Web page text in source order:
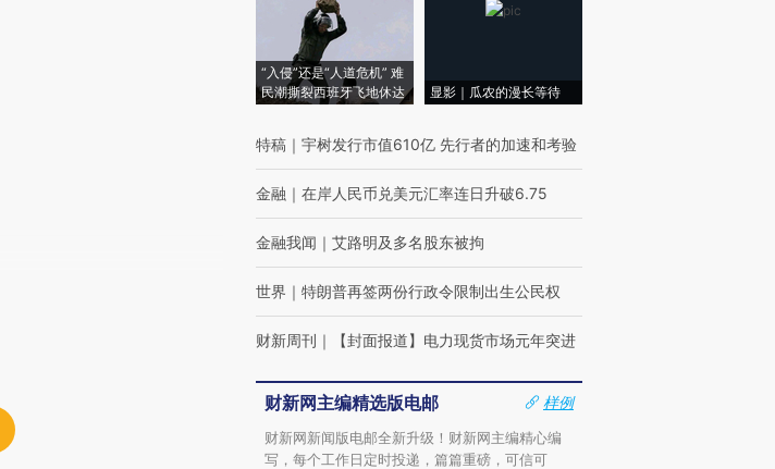
“入侵”还是“人道危机” 难
民潮撕裂西班牙飞地休达
显影｜瓜农的漫长等待
特稿 ｜ 宇树发行市值610亿 先行者的加速和考验
金融 ｜ 在岸人民币兑美元汇率连日升破6.75
金融我闻 ｜ 艾路明及多名股东被拘
世界 ｜ 特朗普再签两份行政令限制出生公民权
财新周刊 ｜ 【封面报道】电力现货市场元年突进
财新网主编精选版电邮
样例
财新网新闻版电邮全新升级！财新网主编精心编
写，每个工作日定时投递，篇篇重磅，可信可